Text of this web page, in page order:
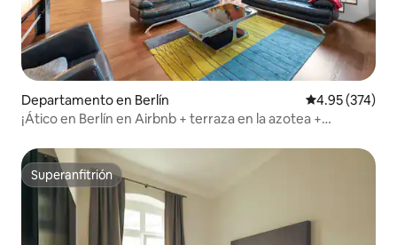
Departamento en Berlín Calificación
4.95 (374)
¡Ático en Berlín en Airbnb + terraza en la azotea +
Superanfitrión
Superanfitrión